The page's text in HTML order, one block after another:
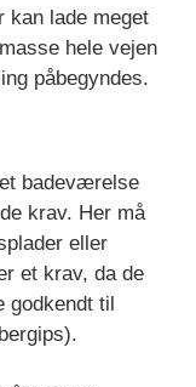
lade meget
hele vejen
påbegyndes.
badeværelse
krav. Her må
eller
et krav, da de
godkendt til